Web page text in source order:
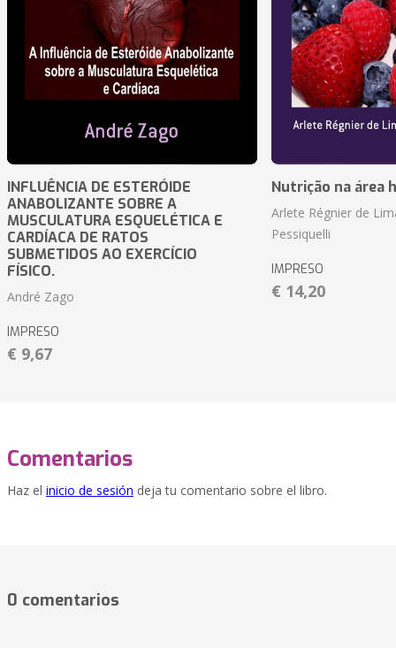
INFLUÊNCIA DE ESTERÓIDE
ANABOLIZANTE SOBRE A
MUSCULATURA ESQUELÉTICA E
CARDÍACA DE RATOS
SUBMETIDOS AO EXERCÍCIO
FÍSICO.
André Zago
IMPRESO
€ 9,67
Nutrição na área
Arlete Régnier de
Pessiquelli
IMPRESO
€ 14,20
Comentarios
Haz el inicio de sesión deja tu comentario sobre el libro.
0 comentarios